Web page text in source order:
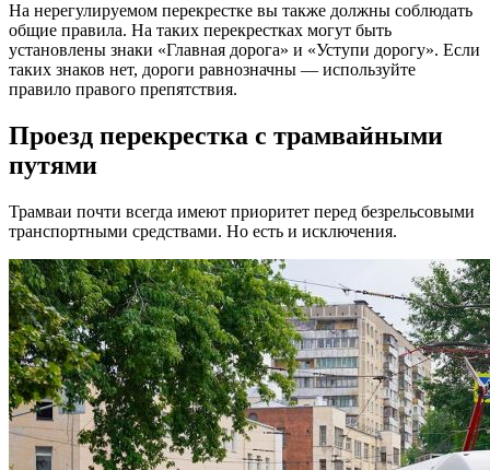
На нерегулируемом перекрестке вы также должны соблюдать
общие правила. На таких перекрестках могут быть
установлены знаки «Главная дорога» и «Уступи дорогу». Если
таких знаков нет, дороги равнозначны — используйте
правило правого препятствия.
Проезд перекрестка с трамвайными
путями
Трамваи почти всегда имеют приоритет перед безрельсовыми
транспортными средствами. Но есть и исключения.